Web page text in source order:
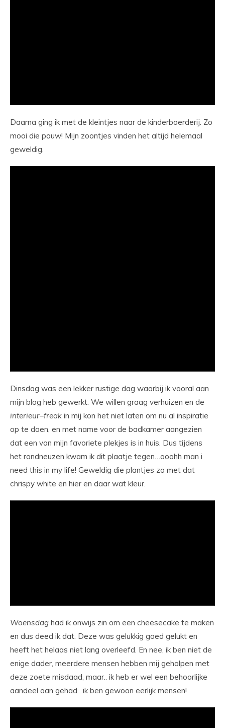
Daarna ging ik met de kleintjes naar de kinderboerderij. Zo
mooi die pauw! Mijn zoontjes vinden het altijd helemaal
geweldig.
Dinsdag was een lekker rustige dag waarbij ik vooral aan
mijn blog heb gewerkt. We willen graag verhuizen en de
interieur–freak in mij kon het niet laten om nu al inspiratie
op te doen, en met name voor de badkamer aangezien
dat een van mijn favoriete plekjes is in huis. Dus tijdens
het rondneuzen kwam ik dit plaatje tegen…ooohh man i
need this in my life! Geweldig die plantjes zo met dat
chrispy white en hier en daar wat kleur.
Woensdag had ik onwijs zin om een cheesecake te maken
en dus deed ik dat. Deze was gelukkig goed gelukt en
heeft het helaas niet lang overleefd. En nee, ik ben niet de
enige dader, meerdere mensen hebben mij geholpen met
deze zoete misdaad, maar.. ik heb er wel een behoorlijke
aandeel aan gehad…ik ben gewoon eerlijk mensen!